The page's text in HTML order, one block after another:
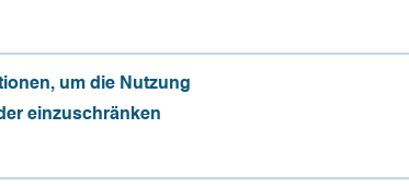
um die Nutzung
einzuschränken